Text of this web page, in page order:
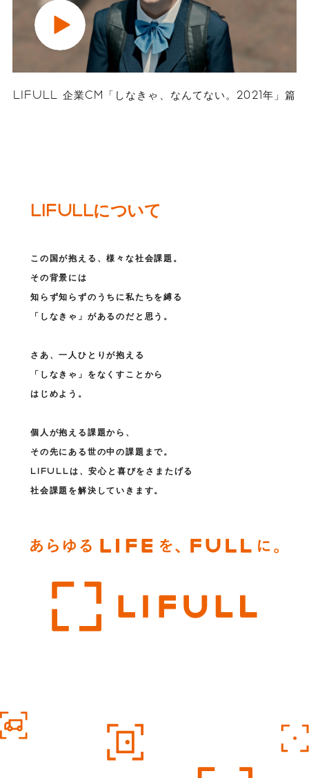
LIFULL 企業CM「しなきゃ、なんてない。2021年」篇
LIFULLについて
この国が抱える、様々な社会課題。
その背景には
知らず知らずのうちに私たちを縛る
「しなきゃ」があるのだと思う。
さあ、一人ひとりが抱える
「しなきゃ」をなくすことから
はじめよう。
個人が抱える課題から、
その先にある世の中の課題まで。
LIFULLは、安心と喜びをさまたげる
社会課題を解決していきます。